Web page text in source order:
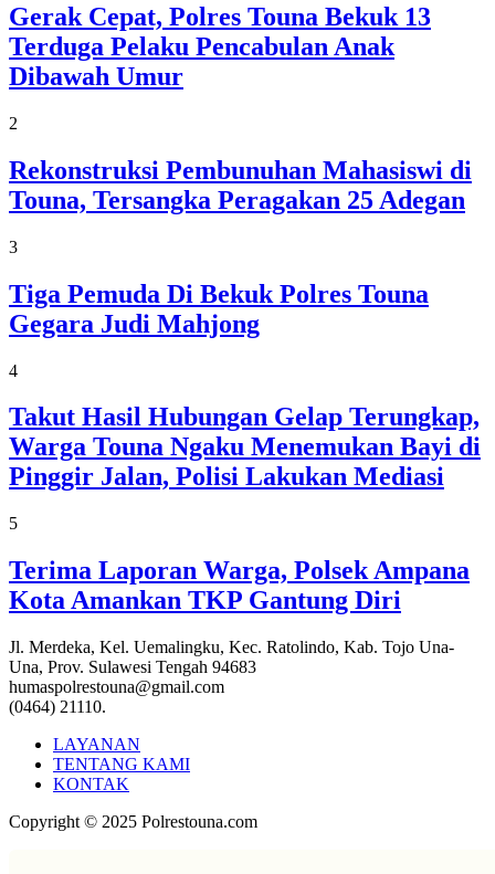
Gerak Cepat, Polres Touna Bekuk 13
Terduga Pelaku Pencabulan Anak
Dibawah Umur
2
Rekonstruksi Pembunuhan Mahasiswi di
Touna, Tersangka Peragakan 25 Adegan
3
Tiga Pemuda Di Bekuk Polres Touna
Gegara Judi Mahjong
4
Takut Hasil Hubungan Gelap Terungkap,
Warga Touna Ngaku Menemukan Bayi di
Pinggir Jalan, Polisi Lakukan Mediasi
5
Terima Laporan Warga, Polsek Ampana
Kota Amankan TKP Gantung Diri
Jl. Merdeka, Kel. Uemalingku, Kec. Ratolindo, Kab. Tojo Una-
Una, Prov. Sulawesi Tengah 94683
humaspolrestouna@gmail.com
(0464) 21110.
LAYANAN
TENTANG KAMI
KONTAK
Copyright © 2025 Polrestouna.com